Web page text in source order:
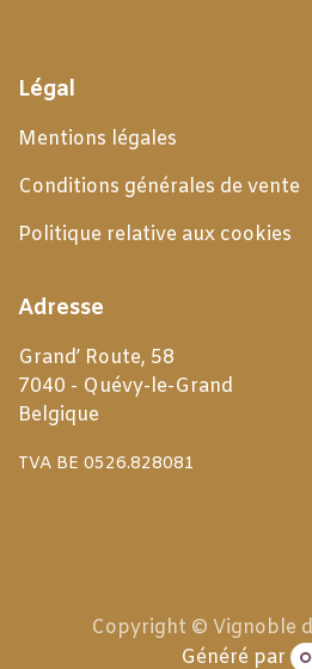
Légal
Mentions légales
Conditions générales de vente
Politique relative aux cookies
Adresse
Grand’ Route, 58
7040 - Quévy-le-Grand
Belgique
TVA BE 0526.828081
Copyright © Vignoble
Généré par